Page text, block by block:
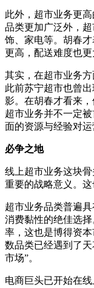
此外，超市业务更
品类更加广泛外，
饰、家电等。胡春
更高，配送难度也更
其实，在超市业务
此前苏宁超市也曾
影。在胡春才看来
超市业务并不一定
面的资源与经验对运
必争之地
线上超市业务这块
重要的战略意义。这
超市业务品类普遍
消费黏性的绝佳选
率，这也是博得资
数品类已经遇到了
市场”。
电商巨头已开始在